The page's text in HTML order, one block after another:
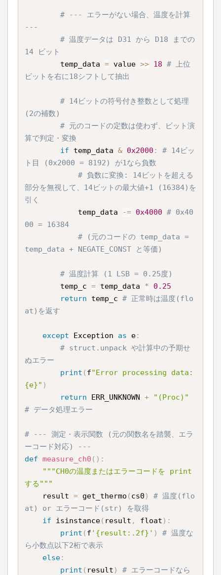
# --- エラーがない場合、温度を計算
---
# 温度データは D31 から D18 までの
14 ビット
        temp_data
= value >> 18 # 上位
ビットを右に18シフトして抽出
# 14ビットの符号付き整数として処理
(2の補数)
# 元のコードの定数は使わず、ビット演
算で判定・変換
if temp_data & 0x2000 :
# 14ビッ
ト目 (0x2000 = 8192) が1なら負数
# 負数に変換: 14ビットを超える
部分を無視して、14ビットの最大値+1 (16384)を
引く
            temp_data
-= 0x4000 # 0x40
00 = 16384
# (元のコードの temp_data =
temp_data + NEGATE_CONST と等価)
# 温度計算 (1 LSB = 0.25度)
        temp_c
= temp_data *
0.25
return temp_c # 正常時は温度(flo
at)を返す
except Exception as e:
# struct.unpack や計算中の予期せ
ぬエラー
print ( f"Error processing data:
{e}" )
return ERR_UNKNOWN +
"(Proc)"
# データ処理エラー
# --- 測定・表示関数 (元の関数名を踏襲、エラ
ーコード対応) ---
def measure_ch0 ( ) :
"""CH0の温度またはエラーコードを print
する"""
    result
= get_thermo ( cs0 )
# 温度(flo
at) or エラーコード(str) を取得
if isinstance( result , float ) :
print ( f '{result:.2f}' )
# 温度な
ら小数点以下2桁で表示
else:
print ( result )
# エラーコードなら